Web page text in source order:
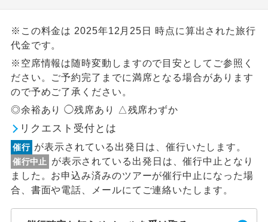
※この料金は 2025年12月25日 時点に算出された旅行
代金です。
※空席情報は随時変動しますので目安としてご参照く
ださい。ご予約完了までに満席となる場合があります
ので予めご了承ください。
◎余裕あり ◯残席あり △残席わずか
リクエスト受付とは
催行 が表示されている出発日は、催行いたします。
催行中止
が表示されている出発日は、催行中止となり
ました。お申込み済みのツアーが催行中止になった場
合、書面や電話、メールにてご連絡いたします。